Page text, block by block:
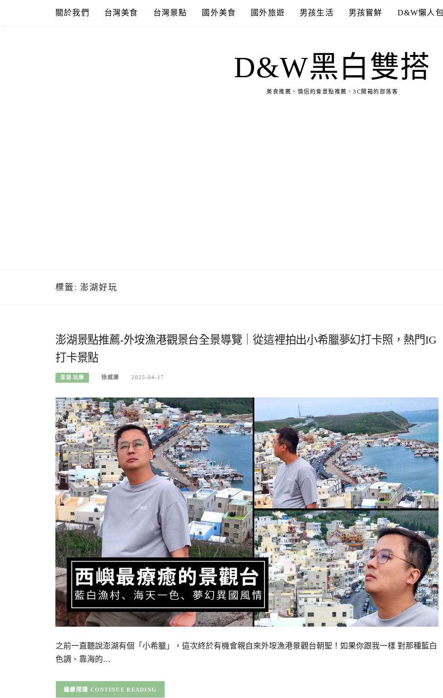
關於我們 台灣美食 台灣景點 國外美食 國外旅遊 男孩生活 男孩嘗鮮 D&W懶人
D&W黑白雙搭
美食推薦、情侶約會景點推薦、3C開箱的部落客
標籤: 澎湖好玩
澎湖景點推薦-外垵漁港觀景台全景導覽｜從這裡拍出小希臘夢幻打卡照，熱門IG
打卡景點
澎湖-玩樂 徐威廉 2025-04-17
之前一直聽說澎湖有個「小希臘」，這次終於有機會親自來外垵漁港景觀台朝聖！如果你跟我一樣 對那種藍白
色調、靠海的…
CONTINUE READING